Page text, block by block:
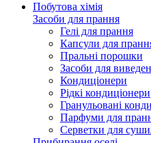
Побутова хімія
Засоби для прання
Гелі для прання
Капсули для
Пральні порошки
Засоби для
Кондиціонери
Рідкі кондиціонери
Гранульовані
Парфуми для
Серветки для